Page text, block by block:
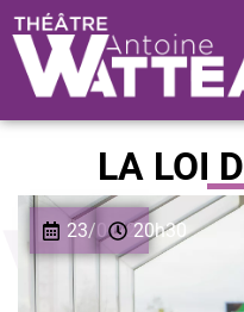
LA LOI
23/01/2720h30